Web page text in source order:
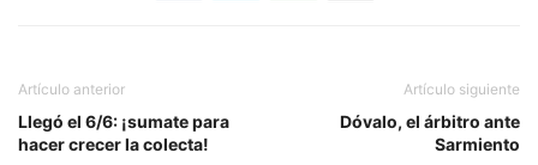
Artículo anterior
Llegó el 6/6: ¡sumate para
hacer crecer la colecta!
Artículo siguiente
Dóvalo, el árbitro ante
Sarmiento